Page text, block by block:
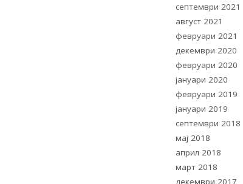
септември 2021
август 2021
февруари 2021
декември 2020
февруари 2020
јануари 2020
февруари 2019
јануари 2019
септември 2018
мај 2018
април 2018
март 2018
декември 2017